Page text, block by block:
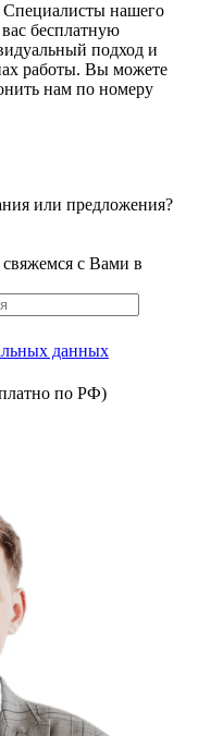
нашего
бесплатную
подход и
работы. Вы можете
нам по номеру
или предложения?
с Вами в
данных
по РФ)